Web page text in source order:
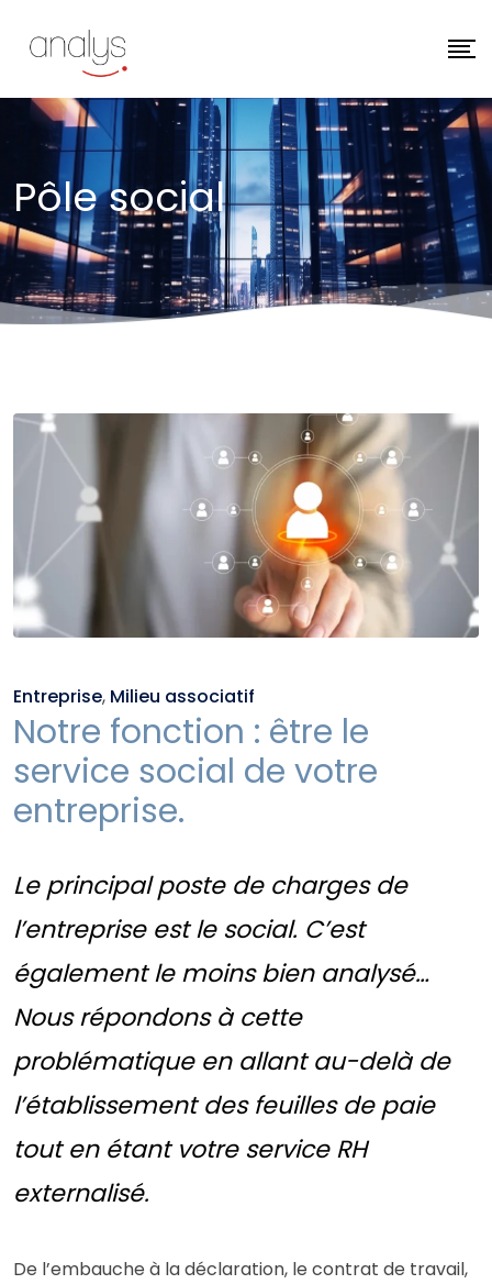
Pôle social
Entreprise, Milieu associatif
Notre fonction : être le
service social de votre
entreprise.
Le principal poste de charges de
l’entreprise est le social. C’est
également le moins bien analysé…
Nous répondons à cette
problématique en allant au-delà de
l’établissement des feuilles de paie
tout en étant votre service RH
externalisé.
De l’embauche à la déclaration, le contrat de travail,